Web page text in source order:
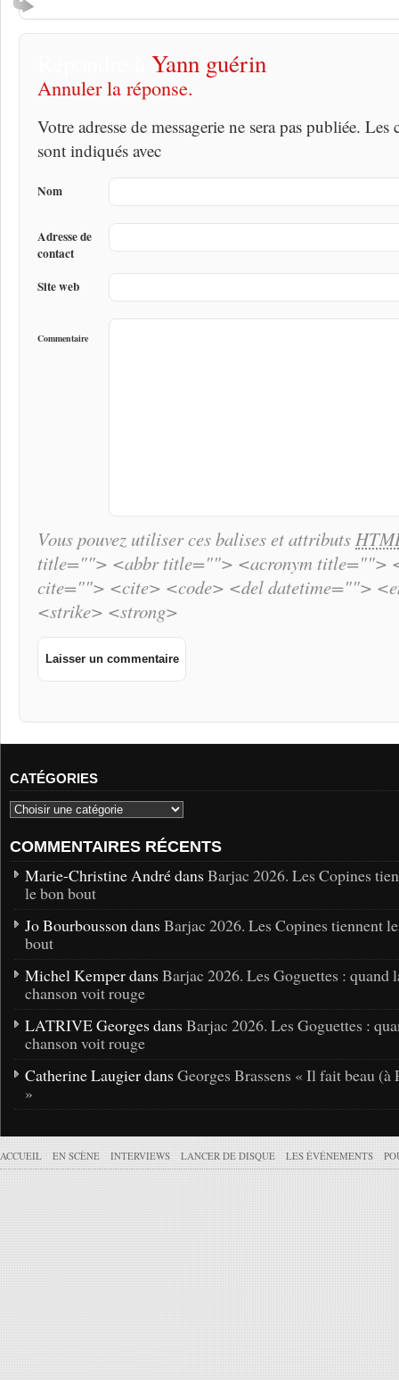
Yann guérin
Annuler la réponse.
Votre adresse de messagerie ne sera pas publiée.
sont indiqués avec
Nom
Adresse de
contact
Site web
Commentaire
Vous pouvez utiliser ces balises et attributs
title=""> <abbr title=""> <acronym title="">
cite=""> <cite> <code> <del datetime="">
<strike> <strong>
CATÉGORIES
COMMENTAIRES RÉCENTS
Marie-Christine André dans Barjac 2026. Les Copines
le bon bout
Jo Bourbousson dans Barjac 2026. Les Copines tiennent
bout
Michel Kemper dans Barjac 2026. Les Goguettes : quand
chanson voit rouge
LATRIVE Georges dans Barjac 2026. Les Goguettes :
chanson voit rouge
Catherine Laugier dans Georges Brassens « Il fait beau (à
»
ACCUEIL EN SCÈNE INTERVIEWS LANCER DE DISQUE LES ÉVÉNEMENTS